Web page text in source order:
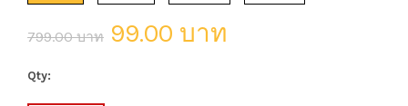
799.00 บาท 99.00 บาท
Qty: